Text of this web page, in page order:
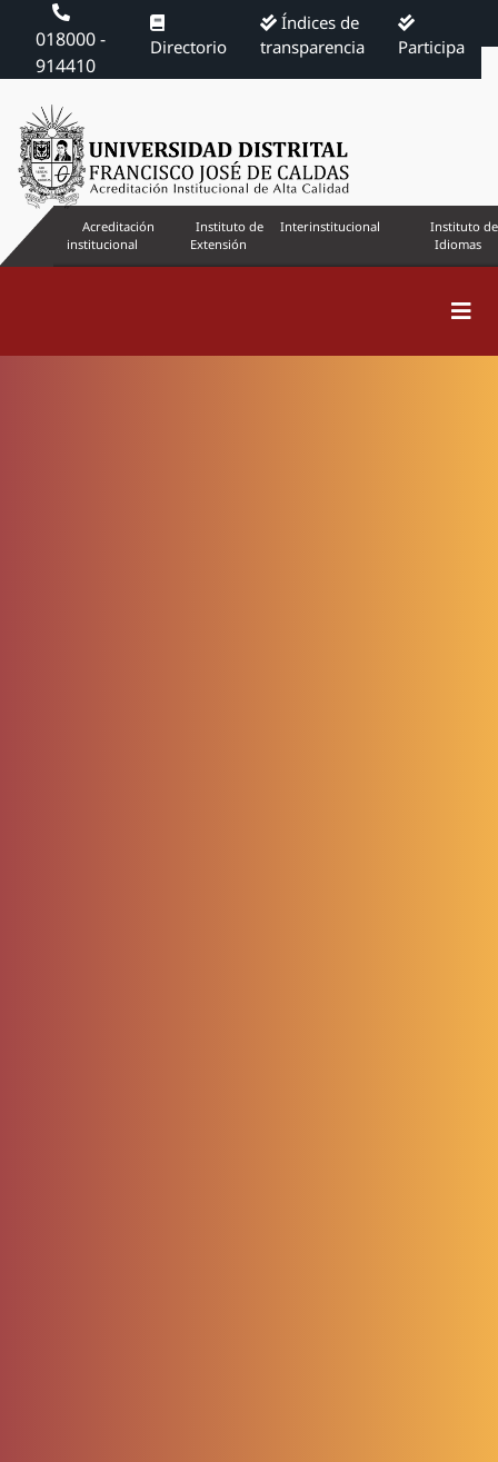
018000 -
914410
Directorio
Índices de
transparencia
Participa
Acreditación
institucional
Instituto de
Extensión
Interinstitucional
Instituto de
Idiomas